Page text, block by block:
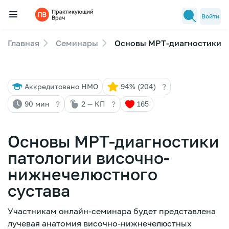
Семинары
Лекторы
FAQ
Войти
Главная Семинары Основы МРТ-диагностики
Аккредитовано НМО 94% (204) ?
90 мин ? 2 — КП ? 165
Основы МРТ-диагностики
патологии височно-
нижнечелюстного
сустава
Участникам онлайн-семинара будет представлена
лучевая анатомия височно-нижнечелюстных